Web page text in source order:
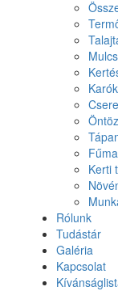
Kerti
Rólunk
Tudástár
Galéria
Kapcsolat